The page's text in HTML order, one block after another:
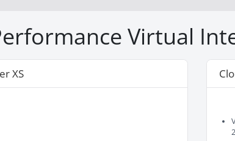
Virtual
XS
2